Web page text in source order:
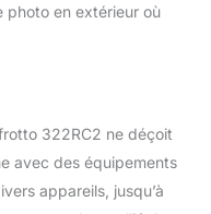
photo en extérieur où
322RC2 ne déçoit
avec des équipements
appareils, jusqu’à